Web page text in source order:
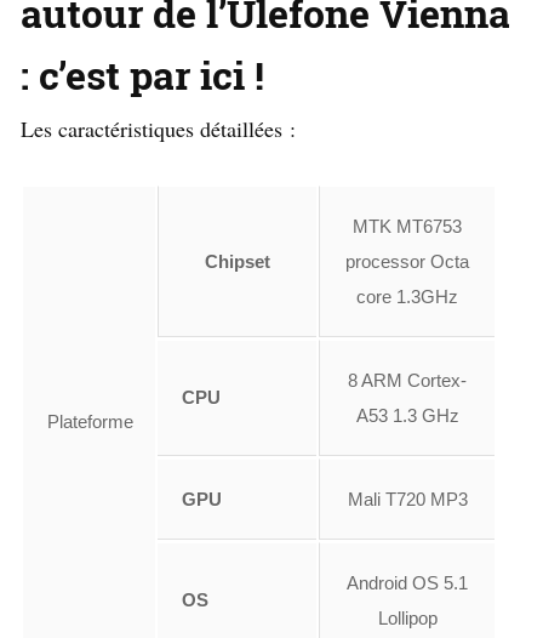
autour de l’Ulefone Vienna
: c’est par ici !
Les caractéristiques détaillées :
Plateforme
Chipset
MTK MT6753
processor Octa
core 1.3GHz
CPU
8 ARM Cortex-
A53 1.3 GHz
GPU Mali T720 MP3
OS
Android OS 5.1
Lollipop